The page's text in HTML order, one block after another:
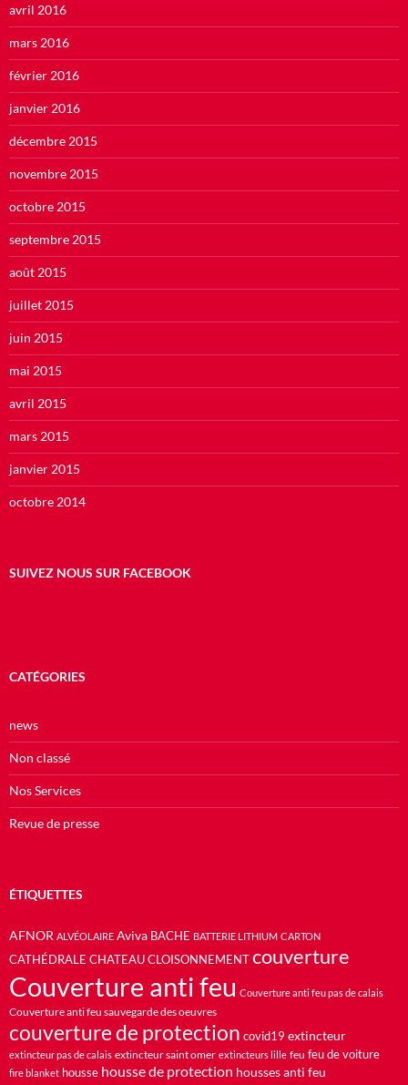
avril 2016
mars 2016
février 2016
janvier 2016
décembre 2015
novembre 2015
octobre 2015
septembre 2015
août 2015
juillet 2015
juin 2015
mai 2015
avril 2015
mars 2015
janvier 2015
octobre 2014
SUIVEZ NOUS SUR FACEBOOK
CATÉGORIES
news
Non classé
Nos Services
Revue de presse
ÉTIQUETTES
AFNOR ALVÉOLAIRE Aviva BACHE BATTERIE LITHIUM CARTON
CATHÉDRALE CHATEAU CLOISONNEMENT couverture
Couverture anti feu Couverture anti feu pas de calais
Couverture anti feu sauvegarde des oeuvres
couverture de protection covid19 extincteur
extincteur pas de calais extincteur saint omer extincteurs lille feu feu de voiture
fire blanket housse housse de protection housses anti feu